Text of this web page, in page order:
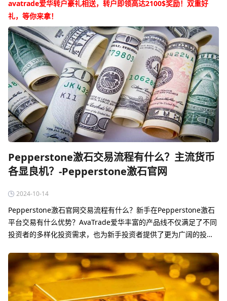
avatrade爱华转户豪礼相送，转户即领高达2100$奖励！双重好
礼，等你来拿！
Pepperstone激石交易流程有什么？主流货币
各显良机？-Pepperstone激石官网
2024-10-14
Pepperstone激石官网交易流程有什么？新手在Pepperstone激石
平台交易有什么优势？AvaTrade爱华丰富的产品线不仅满足了不同
投资者的多样化投资需求，也为新手投资者提供了更为广阔的投资